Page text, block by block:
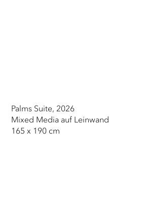
Palms Suite, 2026
Mixed Media auf Leinwand
165 x 190 cm